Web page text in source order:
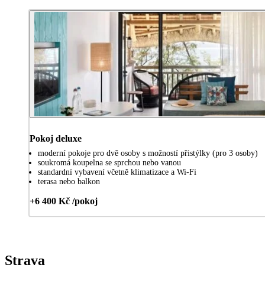
Pokoj deluxe
moderní pokoje pro dvě osoby s možností přistýlky (pro 3 osoby)
soukromá koupelna se sprchou nebo vanou
standardní vybavení včetně klimatizace a Wi-Fi
terasa nebo balkon
+6 400 Kč /pokoj
Strava